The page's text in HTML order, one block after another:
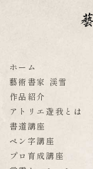
ホーム
藝術書家 渓雪
作品紹介
アトリエ遊我とは
書道講座
ペン字講座
プロ育成講座